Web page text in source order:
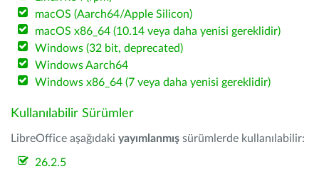
macOS (Aarch64/Apple Silicon)
macOS x86_64 (10.14 veya daha yenisi gereklidir)
Windows (32 bit, deprecated)
Windows Aarch64
Windows x86_64 (7 veya daha yenisi gereklidir)
Kullanılabilir Sürümler
LibreOffice aşağıdaki yayımlanmış sürümlerde kullanılabilir:
26.2.5